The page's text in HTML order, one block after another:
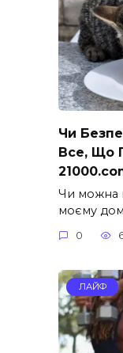
Чи
Все, Що
Чи можна
моєму
0
ЛАЙФ